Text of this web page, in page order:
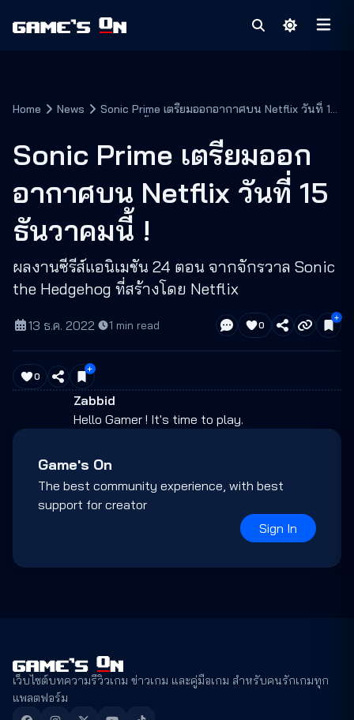
Home News
Sonic Prime เตรียมออกอากาศบน Netflix วันที่ 15
Sonic Prime เตรียมออก
อากาศบน Netflix วันที่ 15
ธันวาคมนี้ !
ผลงานซีรีส์แอนิเมชัน 24 ตอน จากจักรวาล Sonic
the Hedgehog ที่สร้างโดย Netflix
13 ธ.ค. 2022· 1 min read 0
0
Zabbid
Hello Gamer ! It's time to play.
Game's On
The best community experience, with best
support for creator
Sign In
เว็บไซต์บทความรีวิวเกม ข่าวเกม และคู่มือเกม สำหรับคนรักเกมทุก
แพลตฟอร์ม